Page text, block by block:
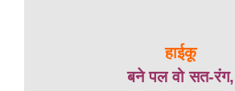
हाईकू
बने पल वो सत-रंग,